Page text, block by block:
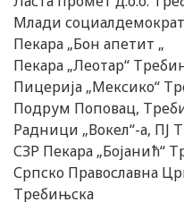
Млади
Пекара „Бон апетит „
Пекара „Леотар“
Пицерија „Мексико“
Подрум Поповац,
Радници „Вокел“-а, ПЈ
СЗР Пекара „Бојанић“
Српско Православна
Требињска